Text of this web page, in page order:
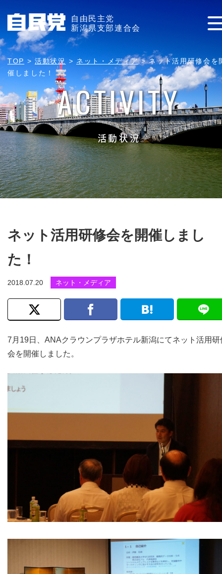
自由民主党
新潟県支部連合会
TOP >活動状況 > ネット・メディア>ネット活用研修会を
催しました！
ACTIVITY
活動状況
ネット活用研修会を開催しまし
た！
2018.07.20 ネット・メディア
7月19日、ANAクラウンプラザホテル新潟にてネット活用研
会を開催しました。